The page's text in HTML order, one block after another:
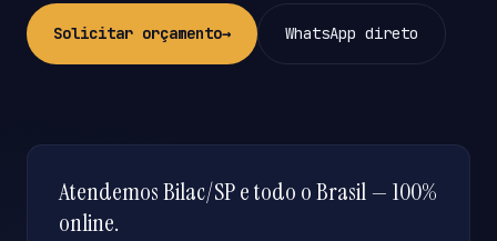
Solicitar orçamento→ WhatsApp direto
Atendemos Bilac/SP e todo o Brasil — 100%
online.